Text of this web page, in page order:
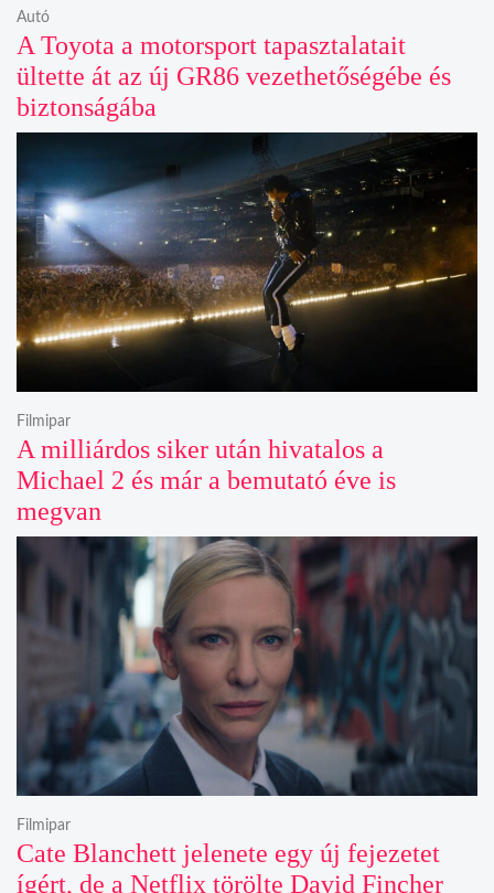
A Toyota a motorsport tapasztalatait
ültette át az új GR86 vezethetőségébe és
biztonságába
Autó
A milliárdos siker után hivatalos a
Michael 2 és már a bemutató éve is
megvan
Filmipar
Cate Blanchett jelenete egy új fejezetet
ígért, de a Netflix törölte David Fincher
Filmipar